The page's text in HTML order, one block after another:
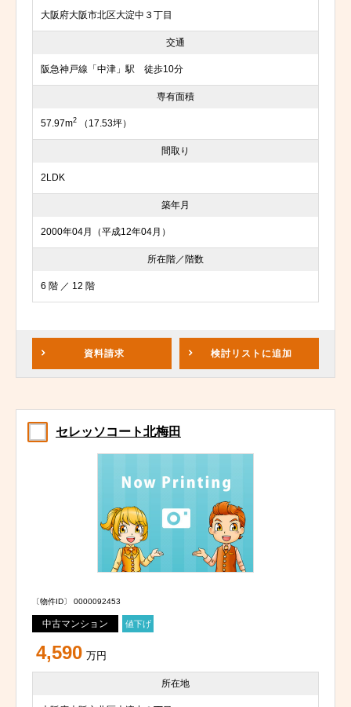
大阪府大阪市北区大淀中３丁目
交通
阪急神戸線「中津」駅 徒歩10分
専有面積
57.97m2 （17.53坪）
間取り
2LDK
築年月
2000年04月（平成12年04月）
所在階／階数
6 階 ／ 12 階
資料請求 検討リスト に追加
セレッソコート北梅田
〔物件ID〕 0000092453
中古マンション 値下げ
4,590 万円
所在地